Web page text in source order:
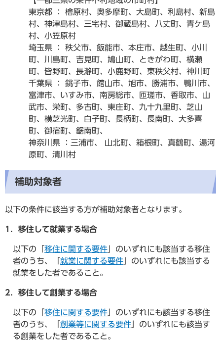
東京都 ： 檜原村、奥多摩町、大島町、利島村、新島
村、神津島村、三宅村、御蔵島村、八丈町、青ケ島
村、小笠原村
埼玉県 ： 秩父市、飯能市、本庄市、越生町、小川
町、川島町、吉見町、鳩山町、ときがわ町、横瀬
町、皆野町、長瀞町、小鹿野町、東秩父村、神川町
千葉県 ： 銚子市、館山市、旭市、勝浦市、鴨川市、
富津市、いすみ市、南房総市、匝瑳市、香取市、山
武市、栄町、多古町、東庄町、九十九里町、芝山
町、横芝光町、白子町、長柄町、長南町、大多喜
町、御宿町、鋸南町、
神奈川県 ：三浦市、 山北町、箱根町、真鶴町、湯河
原町、清川村
補助対象者
以下の条件に該当する方が補助対象者となります。
1．移住して就業する場合
以下の「 移住に関する要件 」のいずれにも該当する移住
者のうち、「 就業に関する要件 」のいずれにも該当する
就業をした者であること。
2．移住して創業する場合
以下の「 移住に関する要件 」のいずれにも該当する移住
者のうち、「 創業等に関する要件 」のいずれにも該当す
る創業をした者であること。